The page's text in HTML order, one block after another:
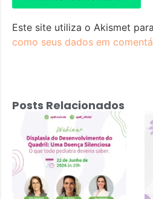
Este site utiliza o Akismet
como seus dados em
Posts Relacionados